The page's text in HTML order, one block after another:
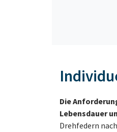
Die
Lebensdauer
Drehfedern